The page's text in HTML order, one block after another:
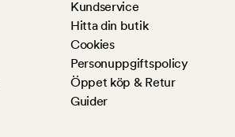
Kundservice
Hitta din butik
Cookies
Personuppgiftspolicy
Öppet köp & Retur
Guider